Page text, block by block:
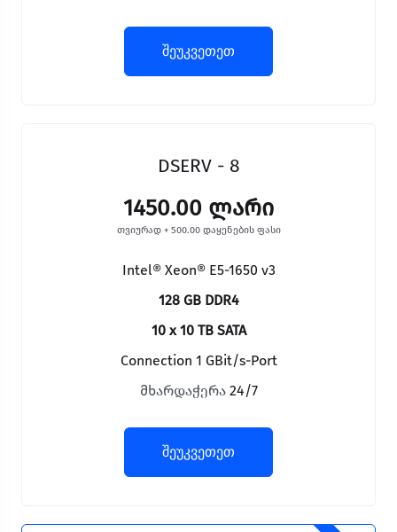
შეუკვეთეთ
DSERV - 8
1450.00 ლარი
თვიურად + 500.00 დაყენების ფასი
Intel® Xeon® E5-1650 v3
128 GB DDR4
10 x 10 TB SATA
Connection 1 GBit/s-Port
მხარდაჭერა 24/7
შეუკვეთეთ